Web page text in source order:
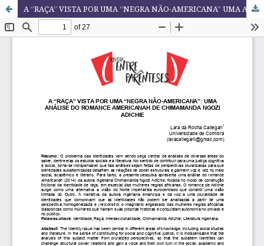
A “RAÇA” VISTA POR UMA “NEGRA NÃO-AMERICANA” UMA ANÁLISE DO ROMANCE AMERICANAH DE CHIMAMANDA NGOZI ADICHIE